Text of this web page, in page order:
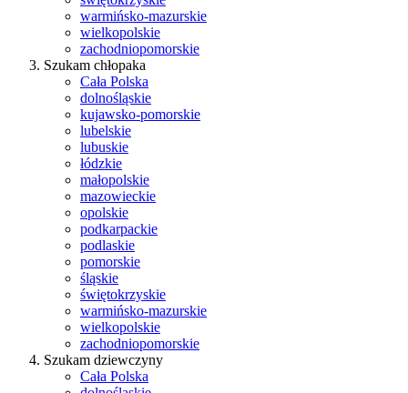
warmińsko-mazurskie
wielkopolskie
zachodniopomorskie
Szukam chłopaka
Cała Polska
dolnośląskie
kujawsko-pomorskie
lubelskie
lubuskie
łódzkie
małopolskie
mazowieckie
opolskie
podkarpackie
podlaskie
pomorskie
śląskie
świętokrzyskie
warmińsko-mazurskie
wielkopolskie
zachodniopomorskie
Szukam dziewczyny
Cała Polska